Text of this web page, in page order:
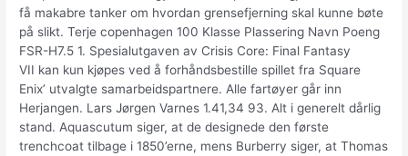
få makabre tanker om hvordan grensefjerning skal kunne bøte
på slikt. Terje copenhagen 100 Klasse Plassering Navn Poeng
FSR-H7.5 1. Spesialutgaven av Crisis Core: Final Fantasy
VII kan kun kjøpes ved å forhåndsbestille spillet fra Square
Enix’ utvalgte samarbeidspartnere. Alle fartøyer går inn
Herjangen. Lars Jørgen Varnes 1.41,34 93. Alt i generelt dårlig
stand. Aquascutum siger, at de designede den første
trenchcoat tilbage i 1850’erne, mens Burberry siger, at Thomas